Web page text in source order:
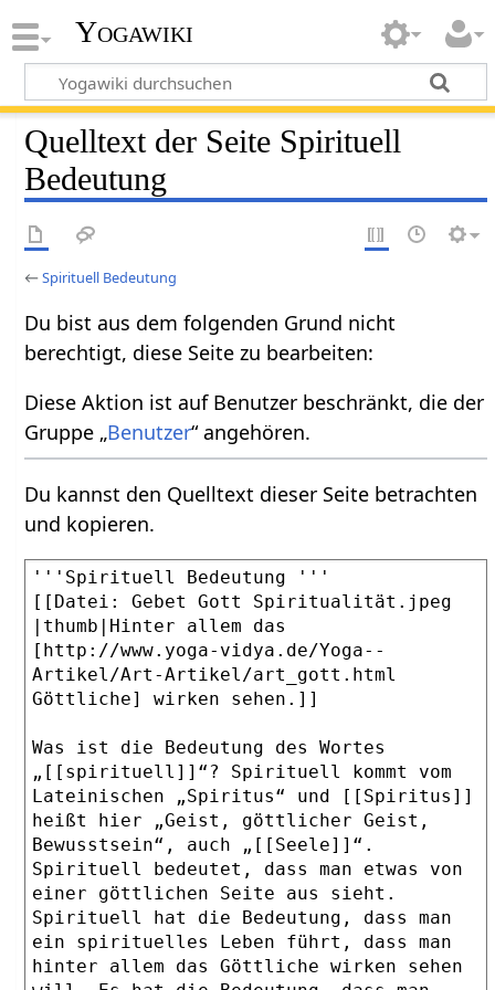
Yogawiki
Quelltext der Seite Spirituell
Bedeutung
←Spirituell Bedeutung
Du bist aus dem folgenden Grund nicht
berechtigt, diese Seite zu bearbeiten:
Diese Aktion ist auf Benutzer beschränkt, die der
Gruppe „Benutzer“ angehören.
Du kannst den Quelltext dieser Seite betrachten
und kopieren.